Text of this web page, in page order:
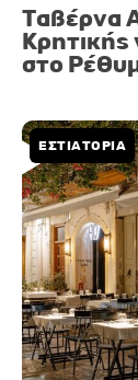
Ταβέρνα
στο
ΕΣΤΙΑΤΟΡΙΑ